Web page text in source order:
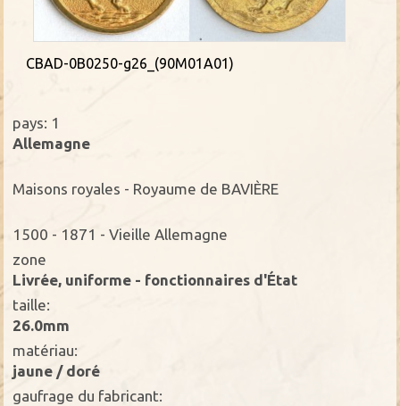
CBAD-0B0250-g26_(90M01A01)
pays: 1
Allemagne
Maisons royales - Royaume de BAVIÈRE
1500 - 1871 - Vieille Allemagne
zone
Livrée, uniforme - fonctionnaires d'État
taille:
26.0mm
matériau:
jaune / doré
gaufrage du fabricant: